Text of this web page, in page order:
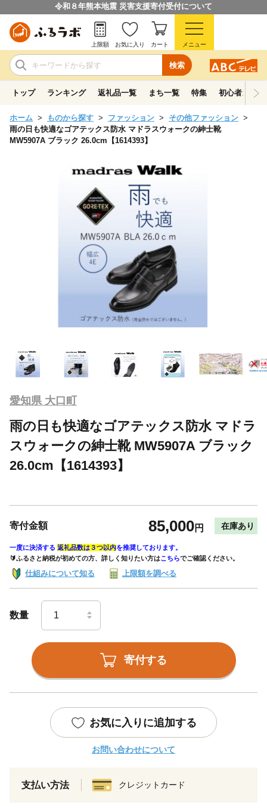
令和８年熊本地震 災害支援寄付受付について
検索
上限額 お気に入り カート メニュー
トップ ランキング 返礼品一覧 まち一覧 特集 初心者ガイド
ホーム ものから探す ファッション
その他ファッション
雨の日も快適なゴアテックス防水 マドラスウォークの紳士靴
MW5907A ブラック 26.0cm【1614393】
愛知県 大口町
雨の日も快適なゴアテックス防水 マドラ
スウォークの紳士靴 MW5907A ブラック
26.0cm【1614393】
寄付金額 85,000円 在庫あり
一度に決済する 返礼品数は３つ以内を推奨しております。
🔰ふるさと納税が初めての方、詳しく知りたい方はこちらでご確認ください。
仕組みについて知る 上限額を調べる
数量
寄付する
お気に入りに追加する
お問い合わせについて
支払い方法 クレジットカード